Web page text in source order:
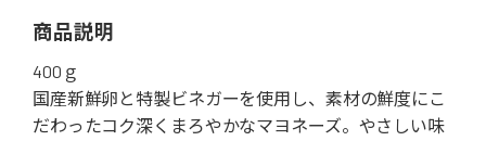
商品説明
400ｇ
国産新鮮卵と特製ビネガーを使用し、素材の鮮度にこ
だわったコク深くまろやかなマヨネーズ。やさしい味